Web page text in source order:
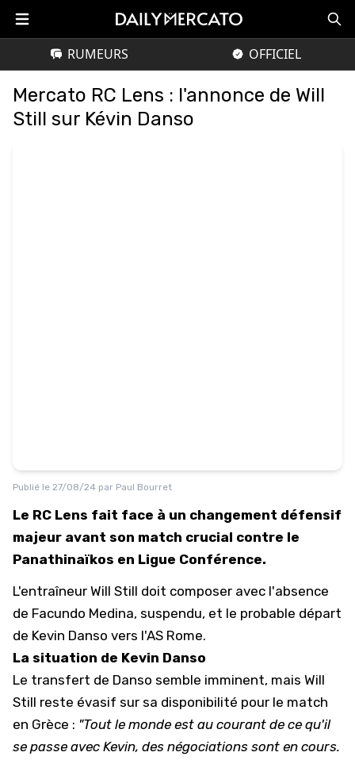
RUMEURS OFFICIEL
Mercato RC Lens : l'annonce de Will
Still sur Kévin Danso
Publié le 27/08/24 par Paul Bourret
Le RC Lens fait face à un changement défensif
majeur avant son match crucial contre le
Panathinaïkos en Ligue Conférence.
L'entraîneur Will Still doit composer avec l'absence
de Facundo Medina, suspendu, et le probable départ
de Kevin Danso vers l'AS Rome.
La situation de Kevin Danso
Le transfert de Danso semble imminent, mais Will
Still reste évasif sur sa disponibilité pour le match
en Grèce : "Tout le monde est au courant de ce qu'il
se passe avec Kevin, des négociations sont en cours.